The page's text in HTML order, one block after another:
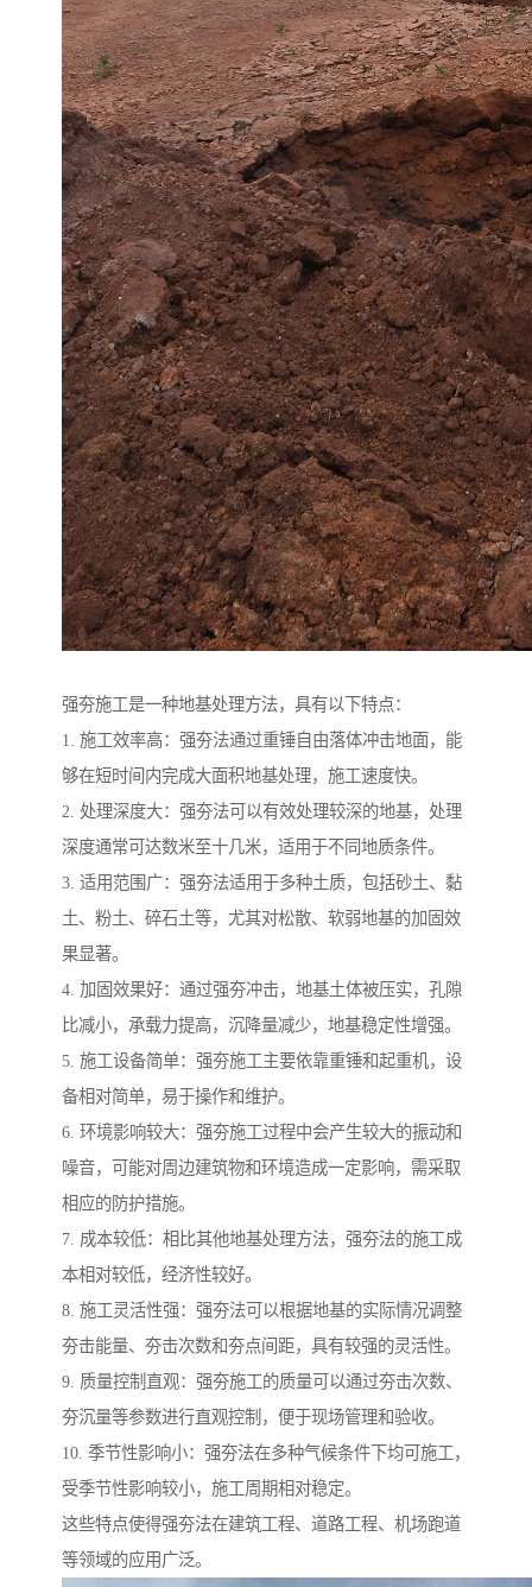
强夯施工是一种地基处理方法，具有以下特点：
1. 施工效率高：强夯法通过重锤自由落体冲击地面，能
够在短时间内完成大面积地基处理，施工速度快。
2. 处理深度大：强夯法可以有效处理较深的地基，处理
深度通常可达数米至十几米，适用于不同地质条件。
3. 适用范围广：强夯法适用于多种土质，包括砂土、黏
土、粉土、碎石土等，尤其对松散、软弱地基的加固效
果显著。
4. 加固效果好：通过强夯冲击，地基土体被压实，孔隙
比减小，承载力提高，沉降量减少，地基稳定性增强。
5. 施工设备简单：强夯施工主要依靠重锤和起重机，设
备相对简单，易于操作和维护。
6. 环境影响较大：强夯施工过程中会产生较大的振动和
噪音，可能对周边建筑物和环境造成一定影响，需采取
相应的防护措施。
7. 成本较低：相比其他地基处理方法，强夯法的施工成
本相对较低，经济性较好。
8. 施工灵活性强：强夯法可以根据地基的实际情况调整
夯击能量、夯击次数和夯点间距，具有较强的灵活性。
9. 质量控制直观：强夯施工的质量可以通过夯击次数、
夯沉量等参数进行直观控制，便于现场管理和验收。
10. 季节性影响小：强夯法在多种气候条件下均可施工，
受季节性影响较小，施工周期相对稳定。
这些特点使得强夯法在建筑工程、道路工程、机场跑道
等领域的应用广泛。